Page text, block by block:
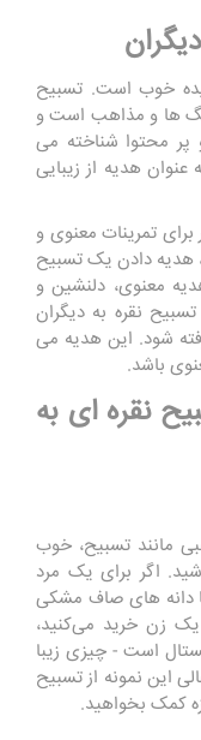
خوب است. تسبیح
‌ها و مذاهب است و
محتوا شناخته می
هدیه از زیبایی
برای تمرینات معنوی و
هدیه دادن یک تسبیح
معنوی، دلنشین و
نقره به دیگران
شود. این هدیه می‌
باشد.
نقره ای به
مانند تسبیح، خوب
اگر برای یک مرد
دانه های صاف مشکی
یک زن خرید می‌کنید،
است - چیزی زیبا
این نمونه از تسبیح
کمک بخواهید.